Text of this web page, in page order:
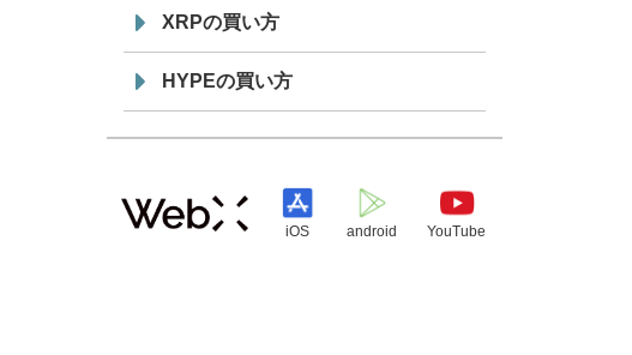
XRPの買い方
HYPEの買い方
iOS android YouTube